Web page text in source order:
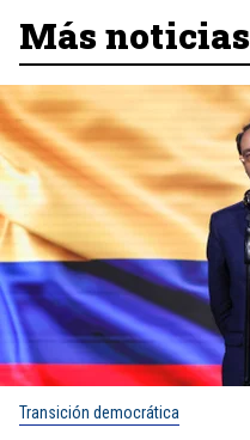
Más noticias
Transición democrática